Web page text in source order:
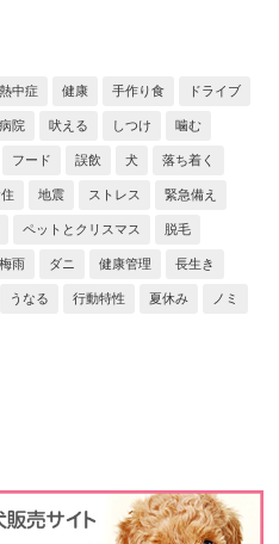
熱中症 健康 手作り食 ドライブ
院 吠える しつけ 噛む
フード 誤飲 犬 落ち着く
地震 ストレス 緊急備え
ペットとクリスマス 脱毛
梅雨 ダニ 健康管理 長生き
うなる 行動特性 夏休み ノミ